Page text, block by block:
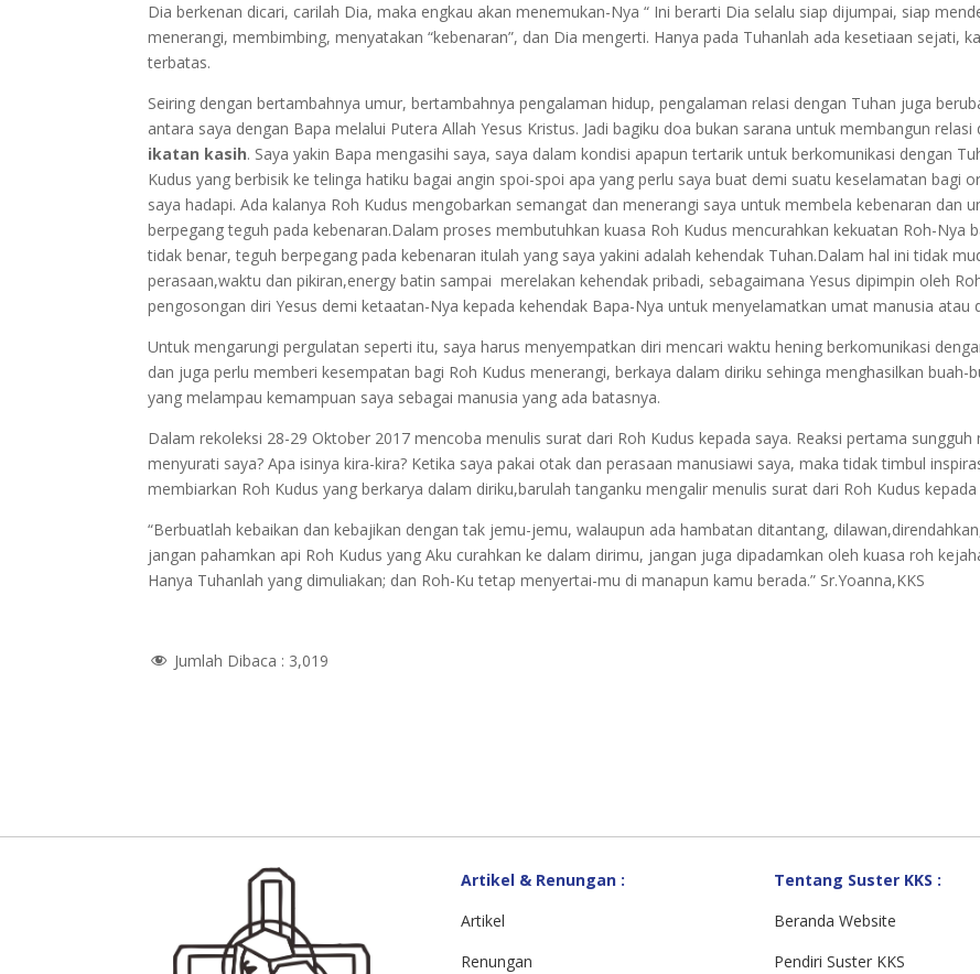
Dia berkenan dicari, carilah Dia, maka engkau akan menemukan-Nya “ Ini berarti Dia selalu siap dijumpai, siap
menerangi, membimbing, menyatakan “kebenaran”, dan Dia mengerti. Hanya pada Tuhanlah ada kesetiaan sejati,
terbatas.
Seiring dengan bertambahnya umur, bertambahnya pengalaman hidup, pengalaman relasi dengan Tuhan juga
antara saya dengan Bapa melalui Putera Allah Yesus Kristus. Jadi bagiku doa bukan sarana untuk membangun
ikatan kasih. Saya yakin Bapa mengasihi saya, saya dalam kondisi apapun tertarik untuk berkomunikasi dengan
Kudus yang berbisik ke telinga hatiku bagai angin spoi-spoi apa yang perlu saya buat demi suatu keselamatan bagi
saya hadapi. Ada kalanya Roh Kudus mengobarkan semangat dan menerangi saya untuk membela kebenaran dan
berpegang teguh pada kebenaran.Dalam proses membutuhkan kuasa Roh Kudus mencurahkan kekuatan Roh-Nya
tidak benar, teguh berpegang pada kebenaran itulah yang saya yakini adalah kehendak Tuhan.Dalam hal ini tidak
perasaan,waktu dan pikiran,energy batin sampai merelakan kehendak pribadi, sebagaimana Yesus dipimpin oleh
pengosongan diri Yesus demi ketaatan-Nya kepada kehendak Bapa-Nya untuk menyelamatkan umat manusia atau
Untuk mengarungi pergulatan seperti itu, saya harus menyempatkan diri mencari waktu hening berkomunikasi
dan juga perlu memberi kesempatan bagi Roh Kudus menerangi, berkaya dalam diriku sehinga menghasilkan buah-
yang melampau kemampuan saya sebagai manusia yang ada batasnya.
Dalam rekoleksi 28-29 Oktober 2017 mencoba menulis surat dari Roh Kudus kepada saya. Reaksi pertama
menyurati saya? Apa isinya kira-kira? Ketika saya pakai otak dan perasaan manusiawi saya, maka tidak timbul
membiarkan Roh Kudus yang berkarya dalam diriku,barulah tanganku mengalir menulis surat dari Roh Kudus kepada
“Berbuatlah kebaikan dan kebajikan dengan tak jemu-jemu, walaupun ada hambatan ditantang,
jangan pahamkan api Roh Kudus yang Aku curahkan ke dalam dirimu, jangan juga dipadamkan oleh kuasa roh
Hanya Tuhanlah yang dimuliakan; dan Roh-Ku tetap menyertai-mu di manapun kamu berada.” Sr.Yoanna,KKS
Jumlah Dibaca : 3,019
Artikel & Renungan :
Artikel
Renungan
Tentang Suster KKS :
Beranda Website
Pendiri Suster KKS